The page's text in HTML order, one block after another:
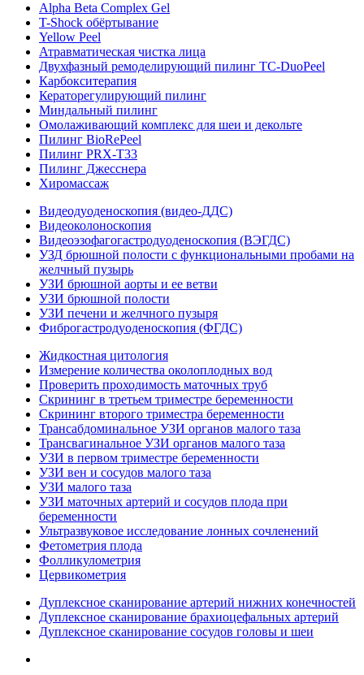
Alpha Beta Complex Gel
T-Shock обёртывание
Yellow Peel
Атравматическая чистка лица
Двухфазный ремоделирующий пилинг TC-DuoPeel
Карбокситерапия
Кераторегулирующий пилинг
Миндальный пилинг
Омолаживающий комплекс для шеи и декольте
Пилинг BioRePeel
Пилинг PRX-T33
Пилинг Джесснера
Хиромассаж
Видеодуоденоскопия (видео-ДДС)
Видеоколоноскопия
Видеоэзофагогастродуоденоскопия (ВЭГДС)
УЗД брюшной полости с функциональными пробами на
желчный пузырь
УЗИ брюшной аорты и ее ветви
УЗИ брюшной полости
УЗИ печени и желчного пузыря
Фиброгастродуоденоскопия (ФГДС)
Жидкостная цитология
Измерение количества околоплодных вод
Проверить проходимость маточных труб
Скрининг в третьем триместре беременности
Скрининг второго триместра беременности
Трансабдоминальное УЗИ органов малого таза
Трансвагинальное УЗИ органов малого таза
УЗИ в первом триместре беременности
УЗИ вен и сосудов малого таза
УЗИ малого таза
УЗИ маточных артерий и сосудов плода при
беременности
Ультразвуковое исследование лонных сочленений
Фетометрия плода
Фолликулометрия
Цервикометрия
Дуплексное сканирование артерий нижних конечностей
Дуплексное сканирование брахиоцефальных артерий
Дуплексное сканирование сосудов головы и шеи